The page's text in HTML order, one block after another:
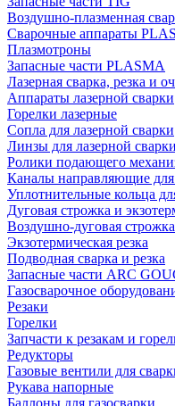
Воздушно-плазменная
Сварочные аппараты
Плазмотроны
Запасные части PLASMA
Лазерная сварка, резка и
Аппараты лазерной сварки
Горелки лазерные
Сопла для лазерной сварки
Линзы для лазерной сварки
Ролики подающего
Каналы направляющие для
Уплотнительные кольца
Дуговая строжка и
Воздушно-дуговая строжка
Экзотермическая резка
Подводная сварка и резка
Запасные части ARC
Газосварочное
Резаки
Горелки
Запчасти к резакам и
Редукторы
Газовые вентили для
Рукава напорные
Баллоны для газосварки